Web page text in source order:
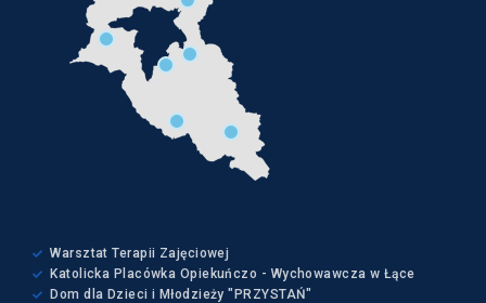
Warsztat Terapii Zajęciowej
Katolicka Placówka Opiekuńczo - Wychowawcza w Łące
Dom dla Dzieci i Młodzieży "PRZYSTAŃ"